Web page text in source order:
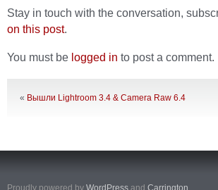
Stay in touch with the conversation,
on this post.
You must be logged in to post a comment.
« Вышли Lightroom 3.4 & Camera Raw 6.4
Proudly powered by WordPress and Carrington